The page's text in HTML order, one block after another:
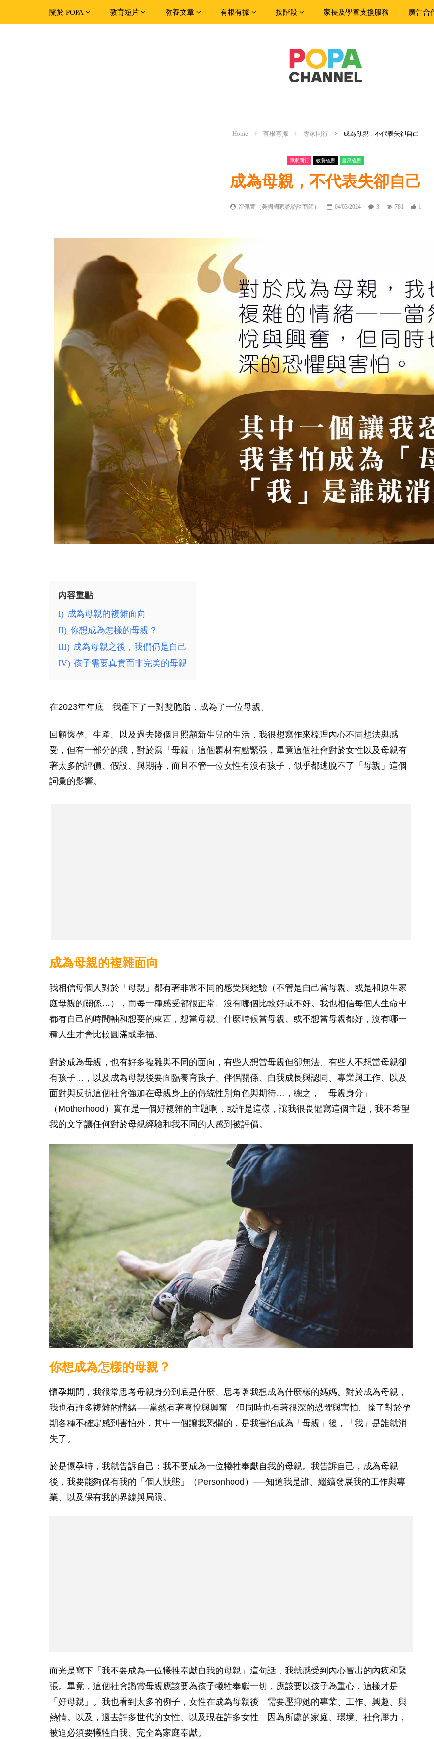
關於 POPA 教育短片 教養文章 有根有據 按階段 家長及學童支援服務 廣告合
Home 有根有據 專家同行 成為母親，不代表失卻自己
專家同行 教養省思 書寫省思
成為母親，不代表失卻自己
留佩萱（美國國家認證諮商師） 04/03/2024 3 781 1
內容重點
I) 成為母親的複雜面向
II) 你想成為怎樣的母親？
III) 成為母親之後，我們仍是自己
IV) 孩子需要真實而非完美的母親
在2023年年底，我產下了一對雙胞胎，成為了一位母親。
回顧懷孕、生產、以及過去幾個月照顧新生兒的生活，我很想寫作來梳理內心不同想法與感
受，但有一部分的我，對於寫「母親」這個題材有點緊張，畢竟這個社會對於女性以及母親有
著太多的評價、假設、與期待，而且不管一位女性有沒有孩子，似乎都逃脫不了「母親」這個
詞彙的影響。
成為母親的複雜面向
我相信每個人對於「母親」都有著非常不同的感受與經驗（不管是自己當母親、或是和原生家
庭母親的關係…），而每一種感受都很正常、沒有哪個比較好或不好。我也相信每個人生命中
都有自己的時間軸和想要的東西，想當母親、什麼時候當母親、或不想當母親都好，沒有哪一
種人生才會比較圓滿或幸福。
對於成為母親，也有好多複雜與不同的面向，有些人想當母親但卻無法、有些人不想當母親卻
有孩子…，以及成為母親後要面臨養育孩子、伴侶關係、自我成長與認同、專業與工作、以及
面對與反抗這個社會強加在母親身上的傳統性別角色與期待…，總之，「母親身分」
（Motherhood）實在是一個好複雜的主題啊，或許是這樣，讓我很畏懼寫這個主題，我不希望
我的文字讓任何對於母親經驗和我不同的人感到被評價。
你想成為怎樣的母親？
懷孕期間，我很常思考母親身分到底是什麼、思考著我想成為什麼樣的媽媽。對於成為母親，
我也有許多複雜的情緒──當然有著喜悅與興奮，但同時也有著很深的恐懼與害怕。除了對於孕
期各種不確定感到害怕外，其中一個讓我恐懼的，是我害怕成為「母親」後，「我」是誰就消
失了。
於是懷孕時，我就告訴自己：我不要成為一位犧牲奉獻自我的母親。我告訴自己，成為母親
後，我要能夠保有我的「個人狀態」（Personhood）──知道我是誰、繼續發展我的工作與專
業、以及保有我的界線與局限。
而光是寫下「我不要成為一位犧牲奉獻自我的母親」這句話，我就感受到內心冒出的內疚和緊
張。畢竟，這個社會讚賞母親應該要為孩子犧牲奉獻一切，應該要以孩子為重心，這樣才是
「好母親」。我也看到太多的例子，女性在成為母親後，需要壓抑她的專業、工作、興趣、與
熱情。以及，過去許多世代的女性、以及現在許多女性，因為所處的家庭、環境、社會壓力，
被迫必須要犧牲自我、完全為家庭奉獻。